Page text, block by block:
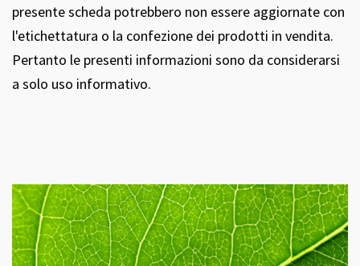
presente scheda potrebbero non essere aggiornate con
l'etichettatura o la confezione dei prodotti in vendita.
Pertanto le presenti informazioni sono da considerarsi
a solo uso informativo.